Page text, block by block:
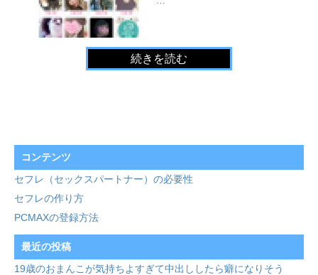
続きを読む
コンテンツ
セフレ（セックスパートナー）の必要性
セフレの作り方
PCMAXの登録方法
最近の投稿
19歳のおまんこが気持ちよすぎて中出ししたら癖になりそう